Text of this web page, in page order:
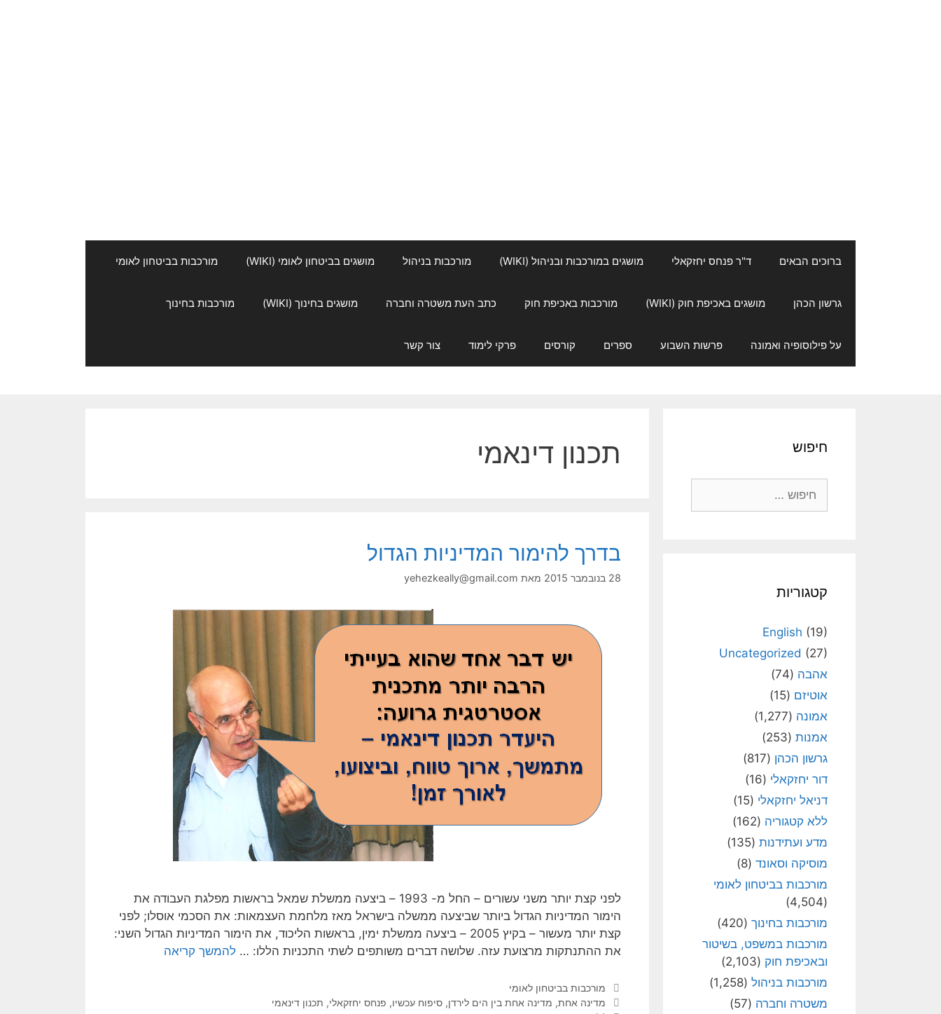
ברוכים הבאים ד"ר פנחס יחזקאלי מושגים במורכבות ובניהול (WIKI) מורכבות בניהול מושגים בביטחון לאומי (WIKI) מורכבות בביטחון לאומי
גרשון הכהן מושגים באכיפת חוק (WIKI) מורכבות באכיפת חוק כתב העת משטרה וחברה מושגים בחינוך (WIKI) מורכבות בחינוך
על פילוסופיה ואמונה פרשות השבוע ספרים קורסים פרקי לימוד צור קשר
תכנון דינאמי
בדרך להימור המדיניות הגדול
28 בנובמבר 2015 מאת yehezkeally@gmail.com
לפני קצת יותר משני עשורים – החל מ- 1993 – ביצעה ממשלת שמאל בראשות מפלגת העבודה את
הימור המדיניות הגדול ביותר שביצעה ממשלה בישראל מאז מלחמת העצמאות: את הסכמי אוסלו; לפני
קצת יותר מעשור – בקיץ 2005 – ביצעה ממשלת ימין, בראשות הליכוד, את הימור המדיניות הגדול השני:
את ההתנתקות מרצועת עזה. שלושה דברים משותפים לשתי התכניות הללו: … להמשך קריאה
קטגוריות
מורכבות בביטחון לאומי
תגיות
מדינה אחת, מדינה אחת בין הים לירדן, סיפוח עכשיו, פנחס יחזקאלי, תכנון דינאמי
חיפוש
קטגוריות
English (19)
Uncategorized (27)
אהבה (74)
אוטיזם (15)
אמונה (1,277)
אמנות (253)
גרשון הכהן (817)
דור יחזקאלי (16)
דניאל יחזקאלי (15)
ללא קטגוריה (162)
מדע ועתידנות (135)
מוסיקה וסאונד (8)
מורכבות בביטחון לאומי
(4,504)
מורכבות בחינוך (420)
מורכבות במשפט, בשיטור
ובאכיפת חוק (2,103)
מורכבות בניהול (1,258)
משטרה וחברה (57)